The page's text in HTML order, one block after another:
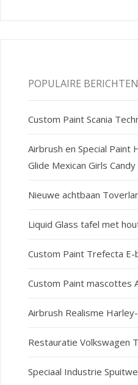
POPULAIRE BERICHTEN
Custom Paint Scania
Airbrush en Special Paint
Glide Mexican Girls
Nieuwe achtbaan
Liquid Glass tafel met
Custom Paint Trefecta E-
Custom Paint mascottes
Airbrush Realisme
Restauratie Volkswagen
Speciaal Industrie